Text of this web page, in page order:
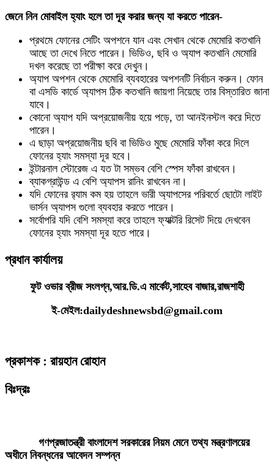
জেনে নিন মোবাইল হ্যাং হলে তা দূর করার জন্য যা করতে পারেন-
প্রথমে ফোনের সেটিং অপশনে যান এবং সেখান থেকে মেমোরি কতখানি
আছে তা দেখে নিতে পারেন। ভিডিও, ছবি ও অ্যাপ কতখানি মেমোরি
দখল করেছে তা পরীক্ষা করে দেখুন।
অ্যাপ অপশন থেকে মেমোরি ব্যবহারের অপশনটি নির্বাচন করুন। ফোন
বা এসডি কার্ডে অ্যাপস ঠিক কতখানি জায়গা নিয়েছে তার বিস্তারিত জানা
যাবে।
কোনো অ্যাপ যদি অপ্রয়োজনীয় হয়ে পড়ে, তা আনইনস্টল করে দিতে
পারেন।
এ ছাড়া অপ্রয়োজনীয় ছবি বা ভিডিও মুছে মেমোরি ফাঁকা করে দিলে
ফোনের হ্যাং সমস্যা দূর হবে।
ইন্টারনাল স্টোরেজ এ যত টা সম্ভব বেশি স্পেস ফাঁকা রাখবেন।
ব্যাকগ্রাউন্ড এ বেশি অ্যাপস রানিং রাখবেন না।
যদি ফোনের র‍্যাম কম হয় তাহলে ভারী অ্যাপসের পরিবর্তে ছোটো লাইট
ভার্সন অ্যাপস গুলো ব্যবহার করতে পারেন।
সর্বোপরি যদি বেশি সমস্যা করে তাহলে ফ্যাক্টরি রিসেট দিয়ে দেখবেন
ফোনের হ্যাং সমস্যা দূর হতে পারে।
প্রধান কার্যালয়
ফুট ওভার ব্রীজ সংলগ্ন,আর.ডি.এ মার্কেট,সাহেব বাজার,রাজশাহী
ই-মেইল:dailydeshnewsbd@gmail.com
প্রকাশক : রায়হান রোহান
বিঃদ্রঃ
গণপ্রজাতন্ত্রী বাংলাদেশ সরকারের নিয়ম মেনে তথ্য মন্ত্রণালয়ের
অধীনে নিবন্ধনের আবেদন সম্পন্ন